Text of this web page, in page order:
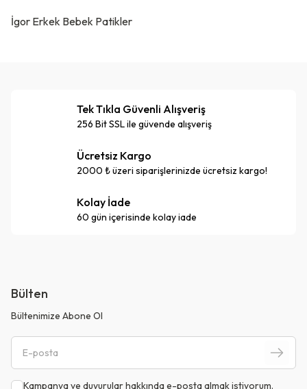
İgor Erkek Bebek Patikler
Tek Tıkla Güvenli Alışveriş
256 Bit SSL ile güvende alışveriş
Ücretsiz Kargo
2000 ₺ üzeri siparişlerinizde ücretsiz kargo!
Kolay İade
60 gün içerisinde kolay iade
Bülten
Bültenimize Abone Ol
Kampanya ve duyurular hakkında e-posta almak istiyorum.